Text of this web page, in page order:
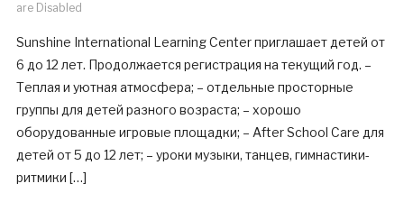
are Disabled
Sunshine International Learning Center приглашает детей от
6 до 12 лет. Продолжается регистрация на текущий год. –
Теплая и уютная атмосфера; – отдельные просторные
группы для детей разного возраста; – хорошо
оборудованные игровые площадки; – After School Care для
детей от 5 до 12 лет; – уроки музыки, танцев, гимнастики-
ритмики […]